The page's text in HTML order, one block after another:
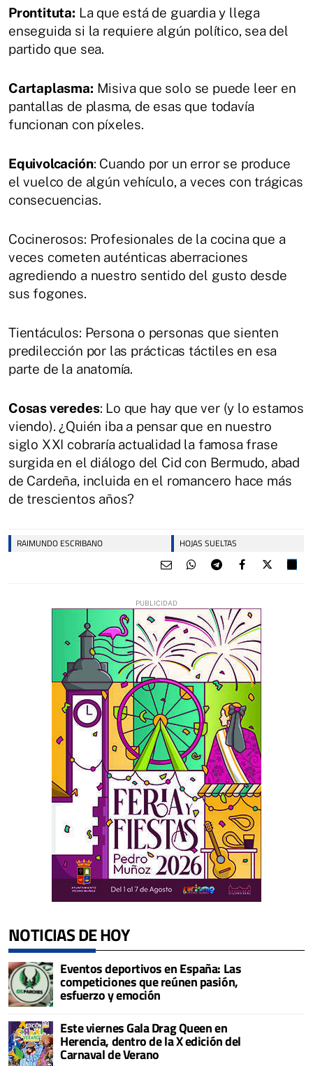
Prontituta: La que está de guardia y llega
enseguida si la requiere algún político, sea del
partido que sea.
Cartaplasma: Misiva que solo se puede leer en
pantallas de plasma, de esas que todavía
funcionan con píxeles.
Equivolcación: Cuando por un error se produce
el vuelco de algún vehículo, a veces con trágicas
consecuencias.
Cocinerosos: Profesionales de la cocina que a
veces cometen auténticas aberraciones
agrediendo a nuestro sentido del gusto desde
sus fogones.
Tientáculos: Persona o personas que sienten
predilección por las prácticas táctiles en esa
parte de la anatomía.
Cosas veredes: Lo que hay que ver (y lo estamos
viendo). ¿Quién iba a pensar que en nuestro
siglo XXI cobraría actualidad la famosa frase
surgida en el diálogo del Cid con Bermudo, abad
de Cardeña, incluida en el romancero hace más
de trescientos años?
RAIMUNDO ESCRIBANO HOJAS SUELTAS
NOTICIAS DE HOY
Eventos deportivos en España: Las
competiciones que reúnen pasión,
esfuerzo y emoción
Este viernes Gala Drag Queen en
Herencia, dentro de la X edición del
Carnaval de Verano